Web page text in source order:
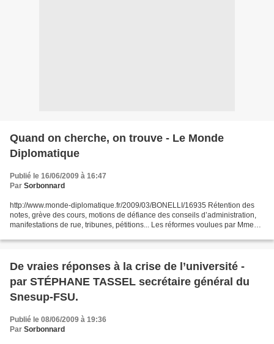
Quand on cherche, on trouve - Le Monde
Diplomatique
Publié le 16/06/2009 à 16:47
Par Sorbonnard
http://www.monde-diplomatique.fr/2009/03/BONELLI/16935 Rétention des
notes, grève des cours, motions de défiance des conseils d’administration,
manifestations de rue, tribunes, pétitions... Les réformes voulues par Mme
De vraies réponses à la crise de l’université -
par STÉPHANE TASSEL secrétaire général du
Snesup-FSU.
Publié le 08/06/2009 à 19:36
Par Sorbonnard